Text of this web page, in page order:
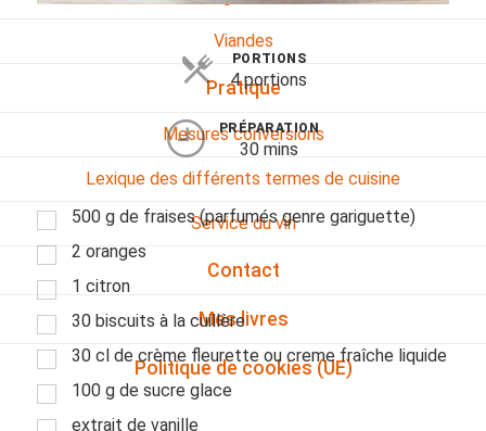
Viandes
Pratique
Mesures conversions
Lexique des différents termes de cuisine
Service du vin
Contact
Mes livres
Politique de cookies (UE)
PORTIONS
4 portions
PRÉPARATION
30 mins
500 g de fraises (parfumés genre gariguette)
2 oranges
1 citron
30 biscuits à la cuillère
30 cl de crème fleurette ou creme fraîche liquide
100 g de sucre glace
extrait de vanille